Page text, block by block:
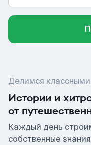
Делимся
Истории и
от
Каждый день
собственные